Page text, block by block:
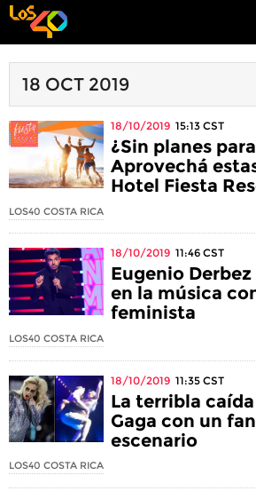
18 OCT 2019
18/10/2019 15:13 CST
¿Sin planes
Aprovechá
Hotel Fiesta
LOS40 COSTA RICA
18/10/2019 11:46 CST
Eugenio
en la música
feminista
LOS40 COSTA RICA
18/10/2019 11:35 CST
La terribla
Gaga con un
escenario
LOS40 COSTA RICA